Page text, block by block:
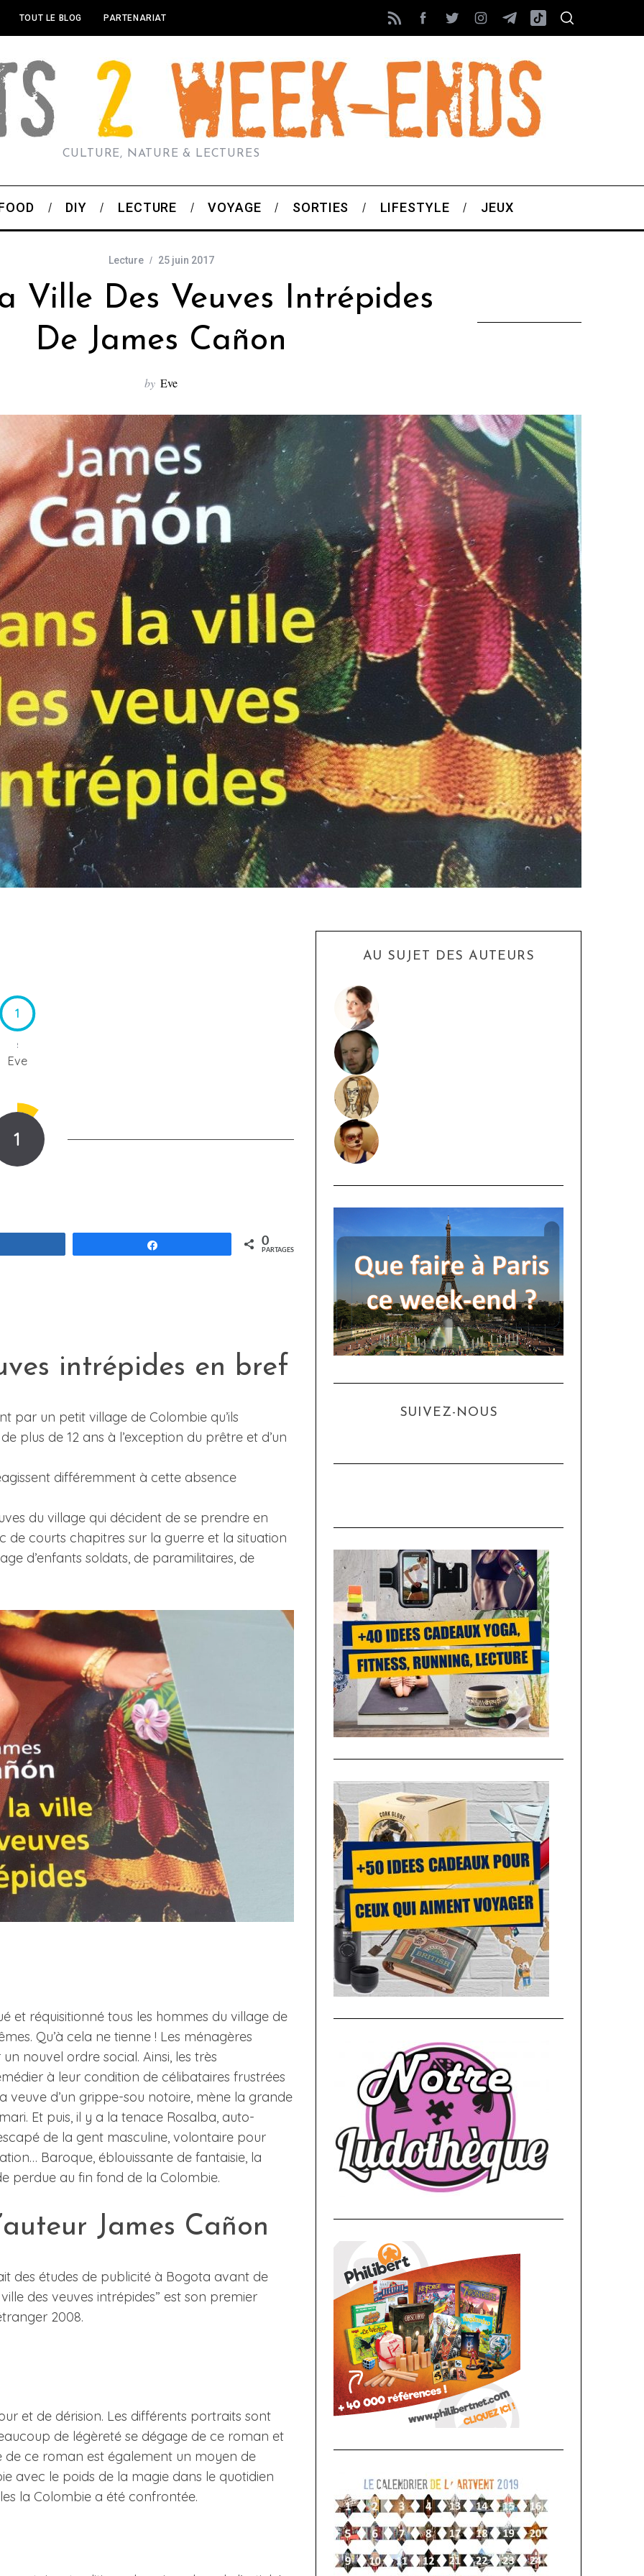
TOUT LE BLOG PARTENARIAT
CULTURE, NATURE & LECTURES
DIY LECTURE VOYAGE SORTIES LIFESTYLE JEUX
Lecture 25 juin 2017
Ville Des Veuves Intrépides
De James Cañon
by Eve
1
Eve
1
0
PARTAGES
intrépides en bref
par un petit village de Colombie qu’ils
plus de 12 ans à l’exception du prêtre et d’un
différemment à cette absence
du village qui décident de se prendre en
courts chapitres sur la guerre et la situation
d’enfants soldats, de paramilitaires, de
et réquisitionné tous les hommes du village de
Qu’à cela ne tienne ! Les ménagères
nouvel ordre social. Ainsi, les très
à leur condition de célibataires frustrées
d’un grippe-sou notoire, mène la grande
Et puis, il y a la tenace Rosalba, auto-
de la gent masculine, volontaire pour
Baroque, éblouissante de fantaisie, la
perdue au fin fond de la Colombie.
James Cañon
des études de publicité à Bogota avant de
des veuves intrépides” est son premier
2008.
et de dérision. Les différents portraits sont
de légèreté se dégage de ce roman et
ce roman est également un moyen de
avec le poids de la magie dans le quotidien
la Colombie a été confrontée.
AU SUJET DES AUTEURS
SUIVEZ-NOUS